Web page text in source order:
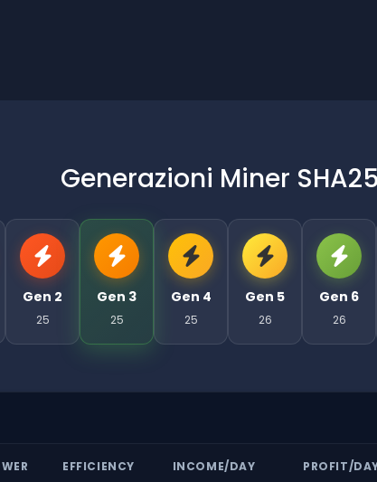
Generazioni Miner
Gen 2
25
Gen 3
25
Gen 4
25
Gen 5
26
Gen 6
26
EFFICIENCY INCOME/DAY PROFIT/